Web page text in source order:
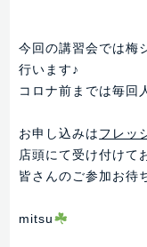
今回の講習会では梅
行います♪
コロナ前までは毎回
お申し込みはフレッ
店頭にて受け付けて
皆さんのご参加お待
mitsu